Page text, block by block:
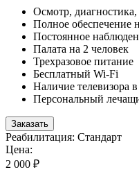
Осмотр,
Полное обеспечение
Постоянное
Палата на 2 человек
Трехразовое питание
Бесплатный Wi-Fi
Наличие телевизора в
Персональный
Заказать
Реабилитация: Стандарт
Цена:
2 000 ₽